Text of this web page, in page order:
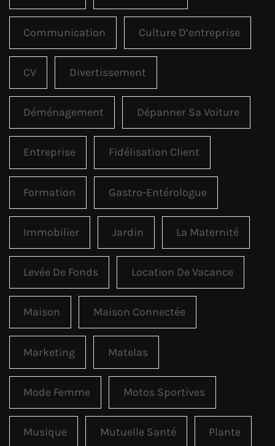
Communication Culture D’entreprise
CV Divertissement
Déménagement Dépanner Sa Voiture
Entreprise Fidélisation Client
Formation Gastro-Entérologue
Immobilier Jardin La Maternité
Levée De Fonds Location De Vacance
Maison Maison Connectée
Marketing Matelas
Mode Femme Motos Sportives
Musique Mutuelle Santé Plante